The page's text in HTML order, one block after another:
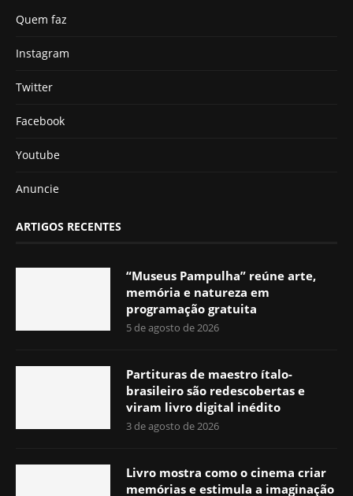
Quem faz
Instagram
Twitter
Facebook
Youtube
Anuncie
ARTIGOS RECENTES
“Museus Pampulha” reúne arte,
memória e natureza em
programação gratuita
5 de agosto de 2026
Partituras de maestro ítalo-
brasileiro são redescobertas e
viram livro digital inédito
3 de agosto de 2026
Livro mostra como o cinema criar
memórias e estimula a imaginação